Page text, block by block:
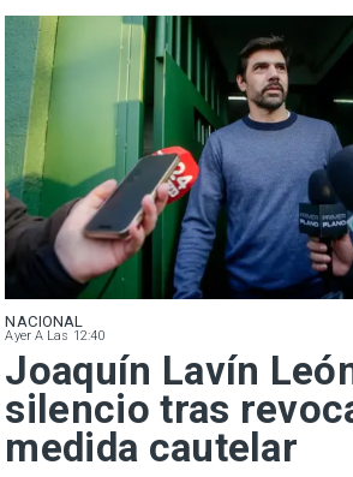
NACIONAL
Ayer A Las 12:40
Joaquín Lavín
silencio tras
medida cautelar